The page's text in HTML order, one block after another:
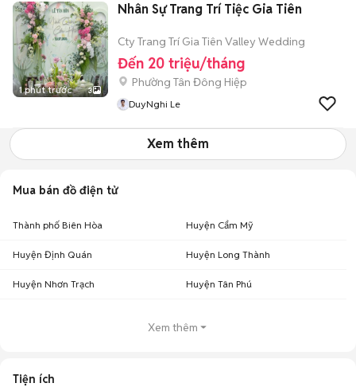
1 phút trước 3
Nhân Sự Trang Trí Tiệc Gia Tiên
Cty Trang Trí Gia Tiên Valley Wedding
Đến 20 triệu/tháng
Phường Tân Đông Hiệp
DuyNghi Le
Xem thêm
Mua bán đồ điện tử
Thành phố Biên Hòa Huyện Cẩm Mỹ
Huyện Định Quán Huyện Long Thành
Huyện Nhơn Trạch Huyện Tân Phú
Xem thêm
Tiện ích